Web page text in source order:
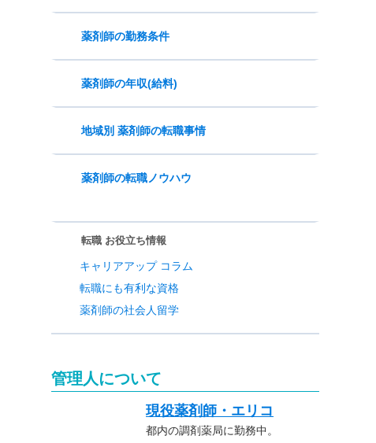
薬剤師の勤務条件
薬剤師の年収(給料)
地域別 薬剤師の転職事情
薬剤師の転職ノウハウ
転職 お役立ち情報
キャリアアップ コラム
転職にも有利な資格
薬剤師の社会人留学
管理人について
現役薬剤師・エリコ
都内の調剤薬局に勤務中。